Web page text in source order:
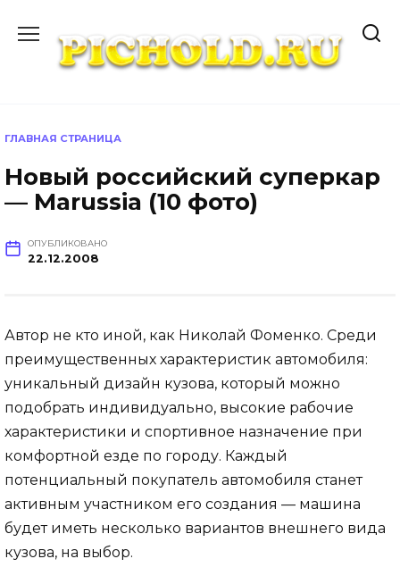
содержанию
ГЛАВНАЯ СТРАНИЦА
Новый российский суперкар
— Marussia (10 фото)
ОПУБЛИКОВАНО
22.12.2008
Автор не кто иной, как Николай Фоменко. Среди
преимущественных характеристик автомобиля:
уникальный дизайн кузова, который можно
подобрать индивидуально, высокие рабочие
характеристики и спортивное назначение при
комфортной езде по городу. Каждый
потенциальный покупатель автомобиля станет
активным участником его создания — машина
будет иметь несколько вариантов внешнего вида
кузова, на выбор.